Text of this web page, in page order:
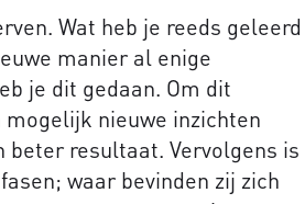
Wat heb je reeds geleerd
manier al enige
je dit gedaan. Om dit
nieuwe inzichten
beter resultaat. Vervolgens is
waar bevinden zij zich